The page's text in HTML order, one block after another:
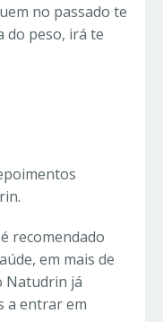
no passado te
do peso, irá te
recomendado
em mais de
Natudrin já
a entrar em